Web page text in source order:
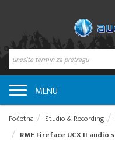
MENU
Početna Studio & Recording
RME Fireface UCX II audio